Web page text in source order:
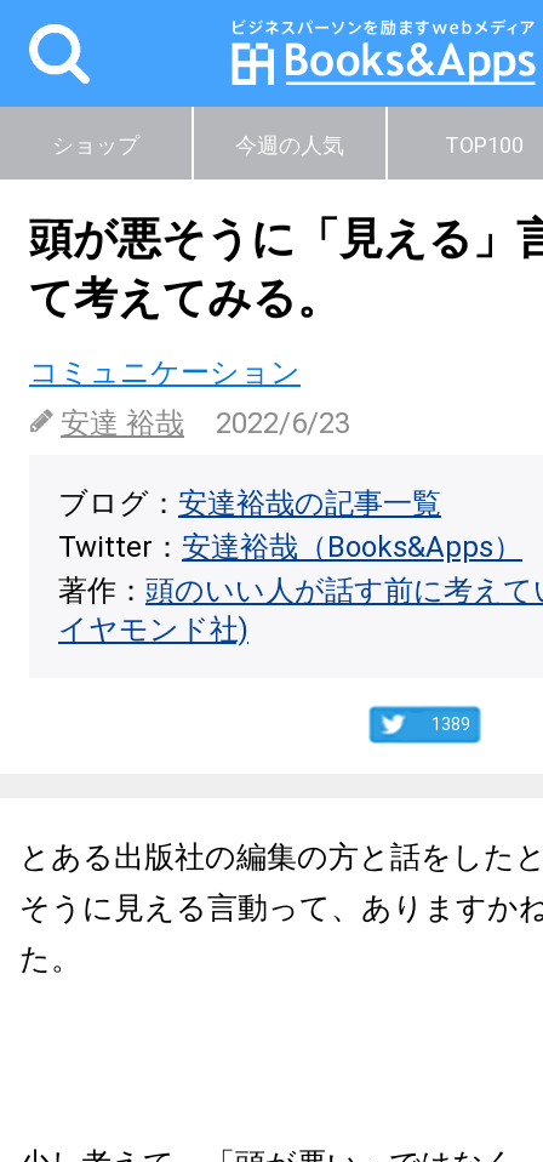
ショップ 今週の人気 TOP100
頭が悪そうに「見える」
て考えてみる。
コミュニケーション
安達 裕哉
2022/6/23
ブログ： 安達裕哉の記事一覧
Twitter： 安達裕哉（Books&Apps）
著作： 頭のいい人が話す前に考え
イヤモンド社)
1389
とある出版社の編集の方と話をした
そうに見える言動って、ありますか
た。